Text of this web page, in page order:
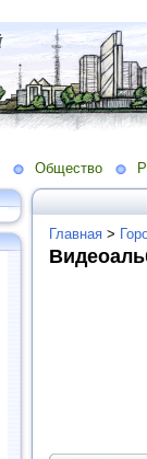
Общество
Главная >